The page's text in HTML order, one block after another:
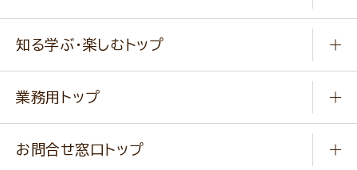
健康食品・他
新商品・リニューアル商品
通販サイト一覧
作り方動画
みなさまのレシピはこちら
知る学ぶ・楽しむトップ
ふっくらパンをつくりましょう
業務用トップ
お問合せ窓口トップ